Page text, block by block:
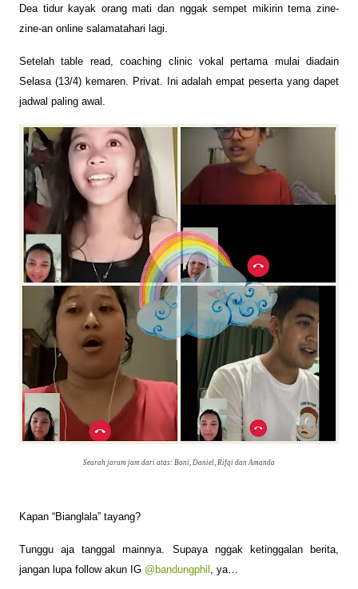
Dea tidur kayak orang mati dan nggak sempet mikirin tema zine-
zine-an online salamatahari lagi.
Setelah table read, coaching clinic vokal pertama mulai diadain
Selasa (13/4) kemaren. Privat. Ini adalah empat peserta yang dapet
jadwal paling awal.
Searah jarum jam dari atas: Boni, Daniel, Rifqi dan Amanda
Kapan “Bianglala” tayang?
Tunggu aja tanggal mainnya. Supaya nggak ketinggalan berita,
jangan lupa follow akun IG @bandungphil , ya…